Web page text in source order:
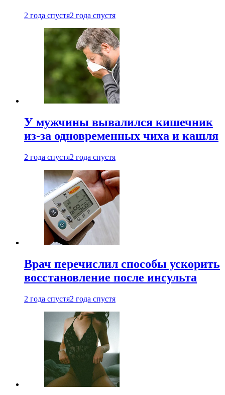
2 года спустя2 года спустя
У мужчины вывалился кишечник
из-за одновременных чиха и кашля
2 года спустя2 года спустя
Врач перечислил способы ускорить
восстановление после инсульта
2 года спустя2 года спустя